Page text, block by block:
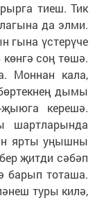
тиеш. Тик
да элми.
гына үстерүче
соң төшә.
Моннан кала,
дымы
керешә.
шартларында
ярты уңышны
җитди сәбәп
барып тоташа.
туры килә,